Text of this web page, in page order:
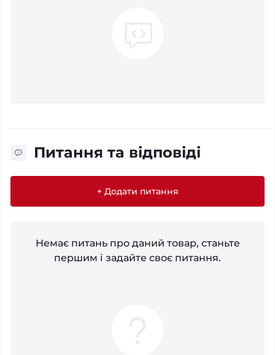
Питання та відповіді
+ Додати питання
Немає питань про даний товар, станьте
першим і задайте своє питання.